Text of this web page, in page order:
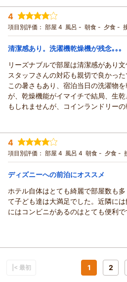
参ります。
お客様のまたのご来館をスタッフ一
す。
フロント 室伏
宿泊時期： 2026年05月宿泊 (その他)
投稿者： カツさん (男性/60代)
宿泊プラン： 素泊まり 大切なわんちゃんと
可★
ツイン 食事なし
宿泊価格帯： 8,001～9,000円(大人一人あた
アパホテル＆リゾート〈東京ベイ幕張〉か
この度はアパホテル＆リゾート〈東
だきまして、誠にありがとうござい
またお客様のご貴重な口コミをいた
し上げます。
チェックインに関しましてお時間を
し訳ございませんでした。
1人一人がマニュアルを確認せず、
接客が出来るよう精進してまいりま
また、次回以降スムーズな対応を心
お客様のまたのご来館をスタッフ一
フロント 染谷
4
項目別評価： 部屋 4 風呂 - 朝食 - 夕食 -
清潔感あり。洗濯機乾燥機が残念｡｡｡
リーズナブルで部屋は清潔感があり文
スタッフさんの対応も親切で良かった
この暑さもあり、宿泊当日の洗濯物
が、乾燥機能がイマイチで結局、生
もしれませんが、コインランドリー
部屋のテレビで洗濯機残り時間が表
あるだけに。3回追加乾燥させまし
のお得感が無くなる始末。翌日も生
なりました。
す。
宿泊時期： 2026年07月宿泊 (夫婦旅行)
投稿者： だげさん(男性/40代)
宿泊プラン： 素泊まり 部屋タイプおまか
食事なし
宿泊価格帯： 3,001～4,000円(大人一人あた
アパホテル＆リゾート〈東京ベイ幕張〉か
この度はアパホテル＆リゾート〈
ただき誠にありがとうございました
客室・スタッフの対応ではお褒めの
で光栄に存じます、今後も皆様にご
を目指し邁進して参ります。
館内設置のコインランドリーでは
申し訳ございませんでした。
4
項目別評価： 部屋 4 風呂 4 朝食 - 夕食 -
ディズニーへの前泊にオススメ
ホテル自体はとても綺麗で部屋数も
て子ども達は大満足でした。近隣に
にはコンビニがあるのはとても便利で
投稿者： あっさーさん(男性/30代)
ン
トリプル
4,001～5,000円(大人一人あた
|< 最初 1 2